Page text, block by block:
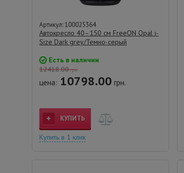
Артикул: 100025364
Автокресло 40–150 см FreeON Opal i-
Size Dark grey/Темно-серый
Есть в наличии
12418.00грн.
цена: 10798.00 грн.
КУПИТЬ
Купить в 1 клик